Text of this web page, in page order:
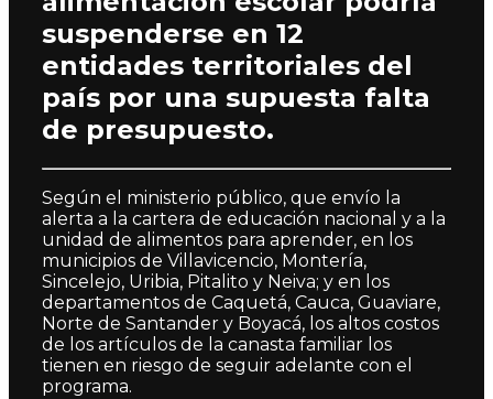
suspenderse en 12
entidades territoriales del
país por una supuesta falta
de presupuesto.
Según el ministerio público, que envío la
alerta a la cartera de educación nacional y a la
unidad de alimentos para aprender, en los
municipios de Villavicencio, Montería,
Sincelejo, Uribia, Pitalito y Neiva; y en los
departamentos de Caquetá, Cauca, Guaviare,
Norte de Santander y Boyacá, los altos costos
de los artículos de la canasta familiar los
tienen en riesgo de seguir adelante con el
programa.